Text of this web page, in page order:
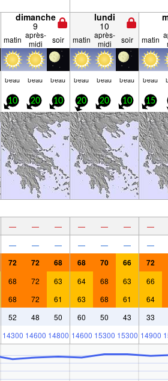
dimanche
9
lundi
10
matin après-
midi
soir matin après-
midi
soir matin
beau beau beau beau beau beau beau
10 20 10 20 20 10 15
— — — — — — —
— — — — — — —
72 72 68 68 70 66 72
68 72 63 64 68 63 66
68 72 61 63 68 61 64
52 48 50 60 50 43 33
14300 14600 14800 14600 15300 15300 14900